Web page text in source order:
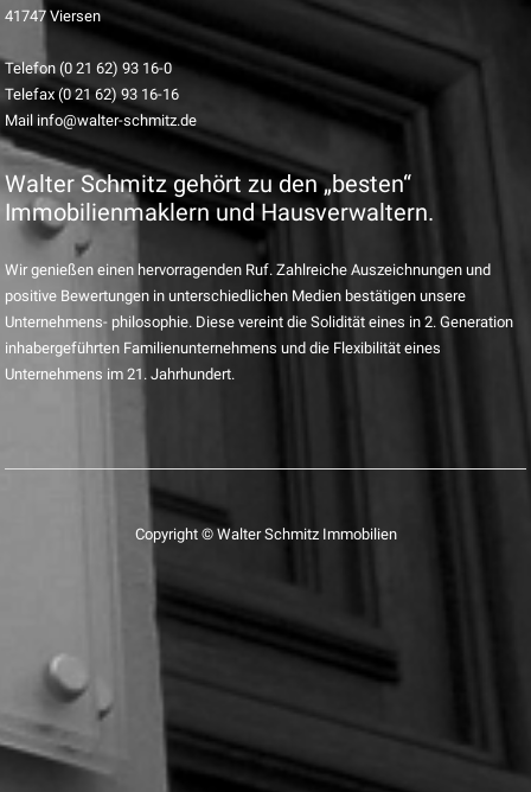
41747 Viersen
Telefon (0 21 62) 93 16-0
Telefax (0 21 62) 93 16-16
Mail info@walter-schmitz.de
Walter Schmitz gehört zu den „besten“
Immobilienmaklern und Hausverwaltern.
Wir genießen einen hervorragenden Ruf. Zahlreiche Auszeichnungen und
positive Bewertungen in unterschiedlichen Medien bestätigen unsere
Unternehmens- philosophie. Diese vereint die Solidität eines in 2. Generation
inhabergeführten Familienunternehmens und die Flexibilität eines
Unternehmens im 21. Jahrhundert.
Copyright © Walter Schmitz Immobilien